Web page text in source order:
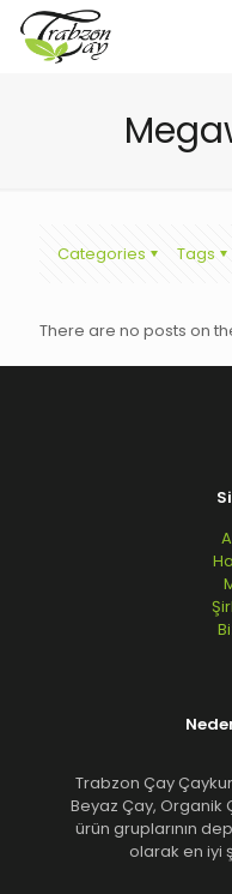
Categories Tags
There are no posts on
Trabzon Çay
Beyaz Çay, Organik
ürün gruplarının
olarak en iyi